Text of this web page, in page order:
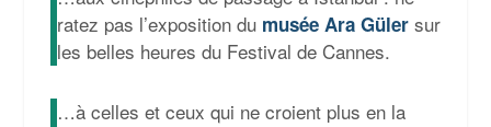
ratez pas l’exposition du musée Ara Gülersur
les belles heures du Festival de Cannes.
…à celles et ceux qui ne croient plus en la